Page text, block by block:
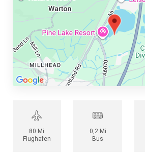
Benutzerdefinierter
Benutzerdefinierter
80 Mi
Flughafen
0,2 Mi
Bus